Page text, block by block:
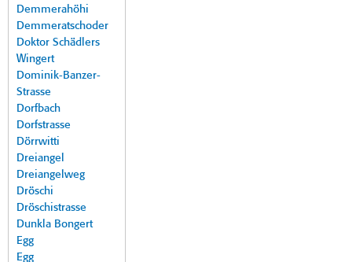
Demmerahöhi
Demmeratschoder
Doktor Schädlers
Wingert
Dominik-Banzer-
Strasse
Dorfbach
Dorfstrasse
Dörrwitti
Dreiangel
Dreiangelweg
Dröschi
Dröschistrasse
Dunkla Bongert
Egg
Egg